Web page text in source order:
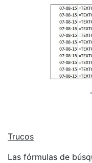
Trucos
Las fórmulas de